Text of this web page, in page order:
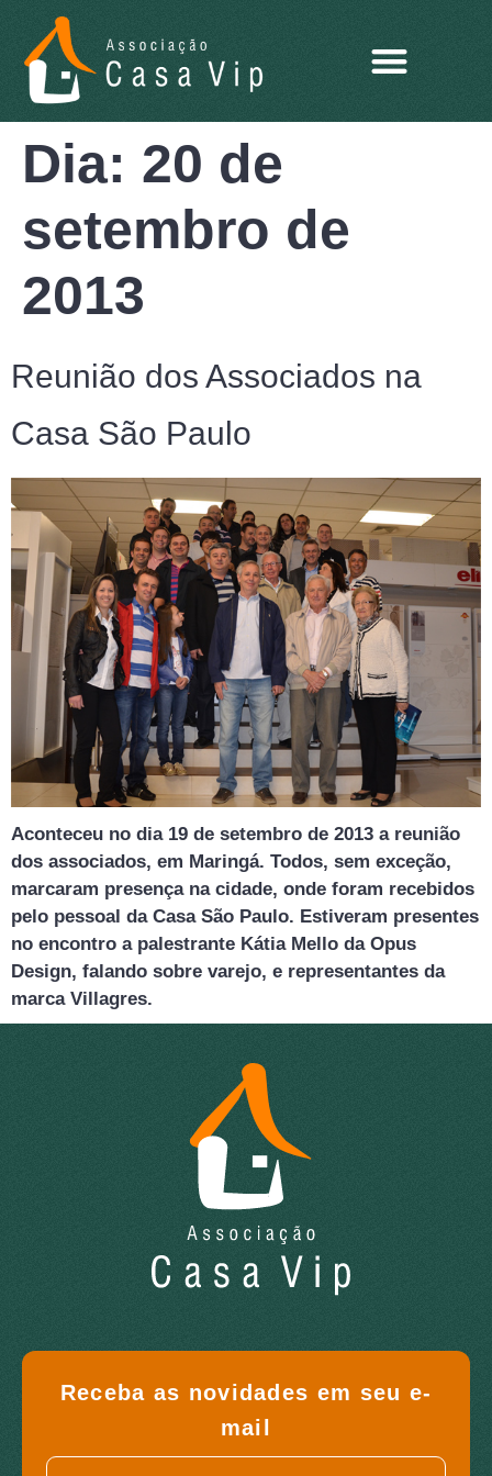
Dia: 20 de
setembro de
2013
Reunião dos Associados na
Casa São Paulo
Aconteceu no dia 19 de setembro de 2013 a reunião
dos associados, em Maringá. Todos, sem exceção,
marcaram presença na cidade, onde foram recebidos
pelo pessoal da Casa São Paulo. Estiveram presentes
no encontro a palestrante Kátia Mello da Opus
Design, falando sobre varejo, e representantes da
marca Villagres.
Receba as novidades em seu e-
mail